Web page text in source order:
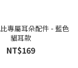
專屬耳朵配件 - 藍色
貓耳款
NT$169